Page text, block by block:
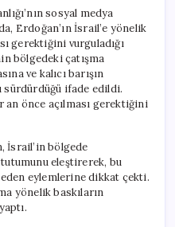
Birliği
Vurgusu
için
sosyal medya
Erdoğan’ın İsrail’e yönelik
gerektiğini vurguladığı
bölgedeki çatışma
ve kalıcı barışın
sürdürdüğü ifade edildi.
an önce açılması gerektiğini
İsrail’in bölgede
eleştirerek, bu
eylemlerine dikkat çekti.
yönelik baskıların